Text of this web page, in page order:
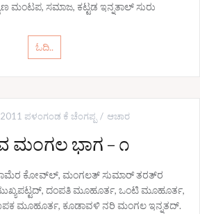
ಮಂಟಪ, ಸಮಾಜ, ಕಟ್ಟಡ ಇನ್ನತಾಲ್ ಸುರು
ಓದಿ..
ಪಳಂಗಂಡ ಕೆ ಚೆಂಗಪ್ಪ ಆಚಾರ
ಮಂಗಲ ಭಾಗ – ೧
ಕೋವ್‌ಲ್, ಮಂಗಲತ್ ಸುಮಾರ್ ತರತ್‌ರ
ದಂಪತಿ ಮೂಹೂರ್ತ, ಒಂಟಿ ಮೂಹೂರ್ತ,
ಮೂಹೂರ್ತ, ಕೂಡಾವಳಿ ನರಿ ಮಂಗಲ ಇನ್ನತದ್.